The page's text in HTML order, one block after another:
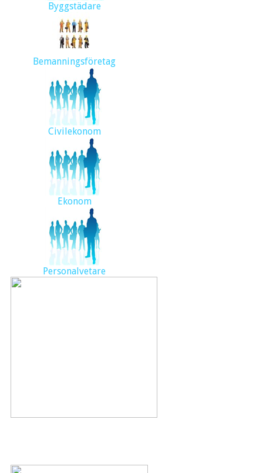
Byggstädare
Bemanningsföretag
Civilekonom
Ekonom
Personalvetare